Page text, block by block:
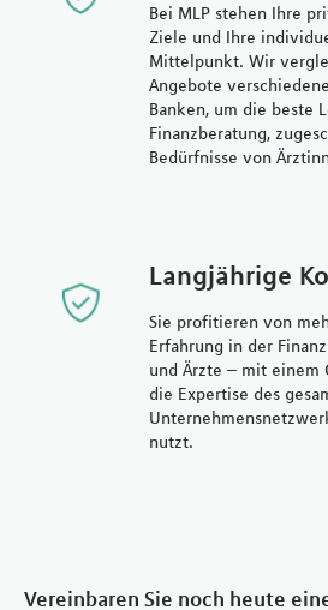
Bei MLP stehen Ihre
Ziele und Ihre
Mittelpunkt. Wir
Angebote
Banken, um die beste
Finanzberatung,
Bedürfnisse von
Langjährige
Sie profitieren von
Erfahrung in der
und Ärzte – mit einem
die Expertise des
nutzt.
Vereinbaren Sie noch heute